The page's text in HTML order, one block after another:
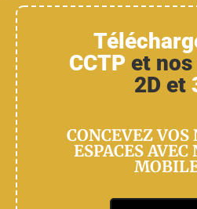
CCTP et
2D et
CONCEVEZ
ESPACES AVEC